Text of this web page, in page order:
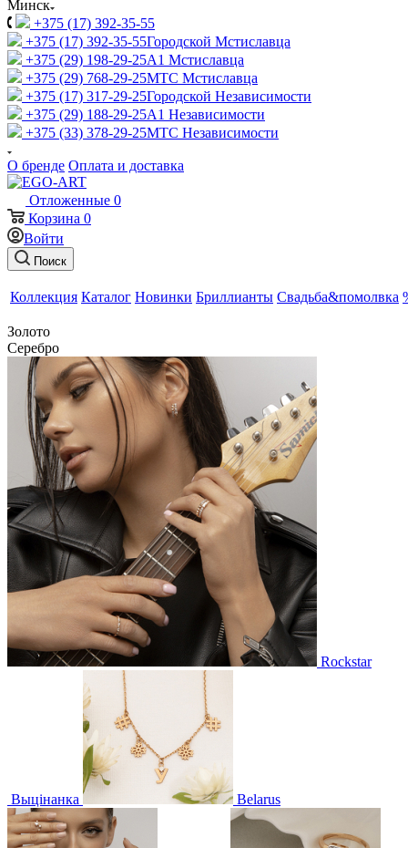
Минск
+375 (17) 392-35-55
+375 (17) 392-35-55Городской Мстиславца
+375 (29) 198-29-25A1 Мстиславца
+375 (29) 768-29-25МТС Мстиславца
+375 (17) 317-29-25Городской Независимости
+375 (29) 188-29-25A1 Независимости
+375 (33) 378-29-25МТС Независимости
О бренде Оплата и доставка
Отложенные 0
Корзина 0
Войти
Поиск
Коллекция Каталог Новинки Бриллианты Свадьба&помолвка
Золото
Серебро
Rockstar
Выцінанка Belarus